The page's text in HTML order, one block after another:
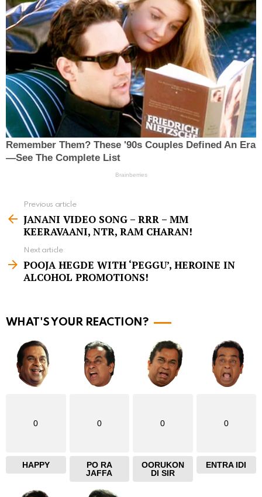
e
m
e
Previous article
JANANI VIDEO SONG – RRR – MM
KEERAVAANI, NTR, RAM CHARAN!
Next article
POOJA HEGDE WITH ‘PEGGU’, HEROINE IN
ALCOHOL PROMOTIONS!
WHAT'S YOUR REACTION?
0
HAPPY
0
PO RA
JAFFA
0
OORUKON
DI SIR
0
ENTRA IDI